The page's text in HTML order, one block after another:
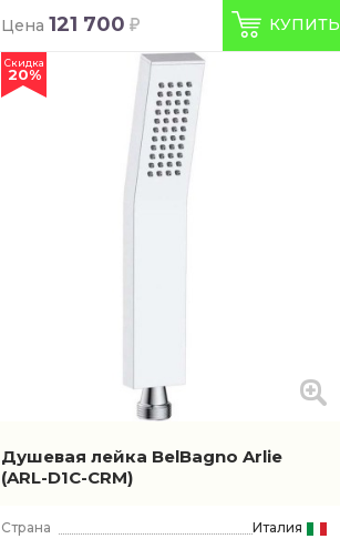
Цена 121 700 КУПИТЬ
Душевая лейка BelBagno Arlie
(ARL-D1C-CRM)
Скидка
20%
Страна
Италия